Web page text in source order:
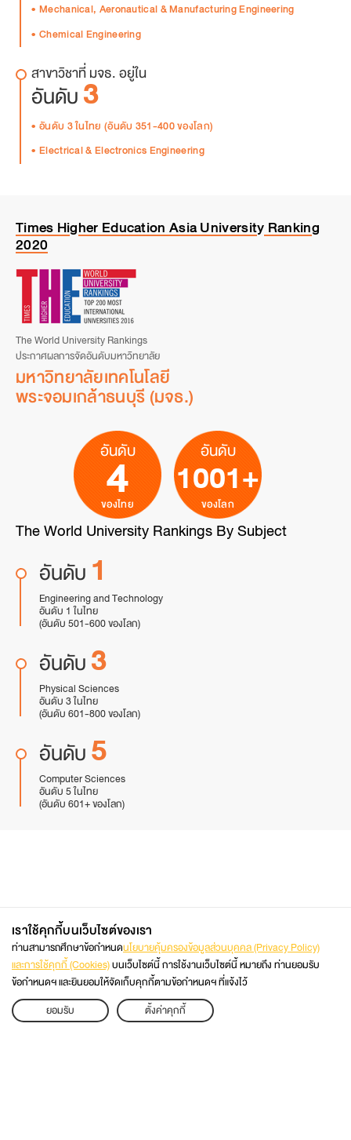
APPLY
Mechanical, Aeronautical & Manufacturing Engineering
Chemical Engineering
สาขาวิชาที่ มจธ. อยู่ใน
อันดับ3
อันดับ 3 ในไทย (อันดับ 351-400 ของโลก)
Electrical & Electronics Engineering
Times Higher Education Asia University Ranking
2020
The World University Rankings
ประกาศผลการจัดอันดับมหาวิทยาลัย
มหาวิทยาลัยเทคโนโลยี
พระจอมเกล้าธนบุรี (มจธ.)
อันดับ
4
ของไทย
อันดับ
1001+
ของโลก
The World University Rankings By Subject
อันดับ 1
Engineering and Technology
อันดับ 1 ในไทย
(อันดับ 501-600 ของโลก)
อันดับ3
Physical Sciences
อันดับ 3 ในไทย
(อันดับ 601-800 ของโลก)
อันดับ5
Computer Sciences
อันดับ 5 ในไทย
(อันดับ 601+ ของโลก)
ติดต่อโดยตรง 02 470 8333
เราใช้คุกกี้บนเว็บไซต์ของเรา
ท่านสามารถศึกษาข้อกำหนดนโยบายคุ้มครองข้อมูลส่วนบุคคล (Privacy Policy)
และการใช้คุกกี้ (Cookies)บนเว็บไซต์นี้ การใช้งานเว็บไซต์นี้ หมายถึง ท่านยอมรับ
ข้อกำหนดฯ และยินยอมให้จัดเก็บคุกกี้ตามข้อกำหนดฯ ที่แจ้งไว้
ยอมรับ
ตั้งค่าคุกกี้